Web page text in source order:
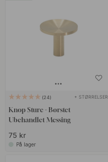
24 + STØRRELSER
Knop Sture - Børstet
Ubehandlet Messing
75 kr
På lager